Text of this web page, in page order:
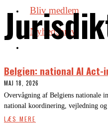
Bliv medlem
Nyhedsbrev
Belgien: national AI
MAJ 18, 2026
Overvågning af Belgiens nationale
national koordinering, vejledning og
LÆS MERE